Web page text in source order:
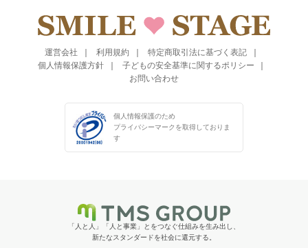
運営会社 利用規約
特定商取引法に基づく表記
個人情報保護方針
子どもの安全基準に関するポリシー
お問い合わせ
個人情報保護のため
プライバシーマークを取得しておりま
す
「人と人」「人と事業」とをつなぐ仕組みを生み出し、
新たなスタンダードを社会に還元する。